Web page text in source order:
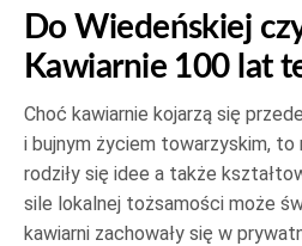
Do Wiedeńskiej
Kawiarnie 100 lat
Choć kawiarnie kojarzą się
i bujnym życiem towarzyskim, to
rodziły się idee a także
sile lokalnej tożsamości może
kawiarni zachowały się w